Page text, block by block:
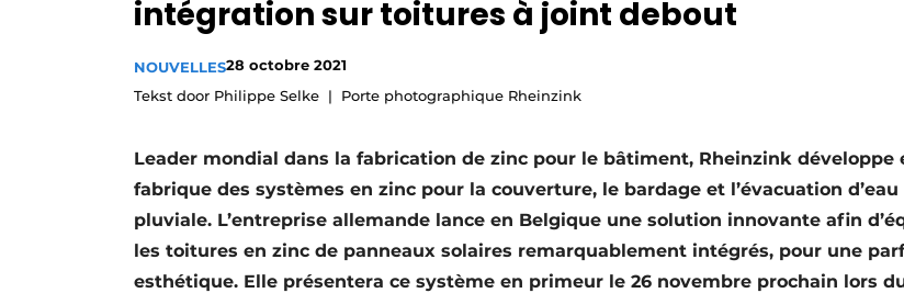
Termes et conditions
Video’s
intégration sur toitures à joint debout
NOUVELLES28 octobre 2021
Tekst door Philippe Selke
Porte photographique Rheinzink
Leader mondial dans la fabrication de zinc pour le bâtiment, Rheinzink développe
fabrique des systèmes en zinc pour la couverture, le bardage et l’évacuation d’eau
pluviale. L’entreprise allemande lance en Belgique une solution innovante afin
les toitures en zinc de panneaux solaires remarquablement intégrés, pour une
esthétique. Elle présentera ce système en primeur le 26 novembre prochain lors